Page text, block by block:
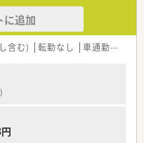
円から500万円の年収をご提
り、社会保険や退職金制度な
日固定休で、プライベートの
キルアップしたいと考えてい
に追加
含む) 転勤なし 車通勤可